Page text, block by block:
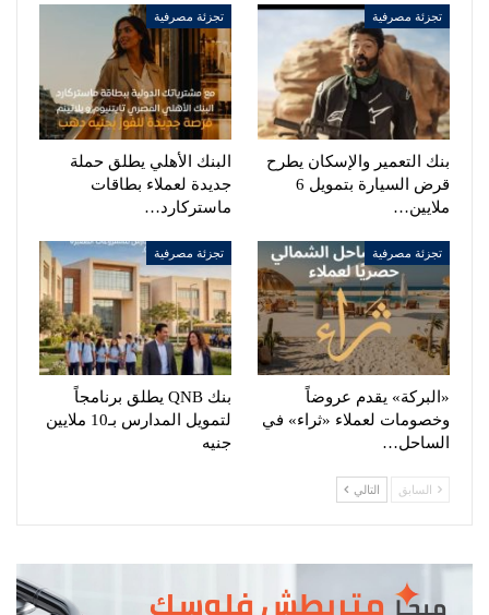
تجزئة مصرفية
بنك التعمير والإسكان يطرح
قرض السيارة بتمويل 6
ملايين…
تجزئة مصرفية
البنك الأهلي يطلق حملة
جديدة لعملاء بطاقات
ماستركارد…
تجزئة مصرفية
«البركة» يقدم عروضاً
وخصومات لعملاء «ثراء» في
الساحل…
تجزئة مصرفية
بنك QNB يطلق برنامجاً
لتمويل المدارس بـ10 ملايين
جنيه
السابق التالي